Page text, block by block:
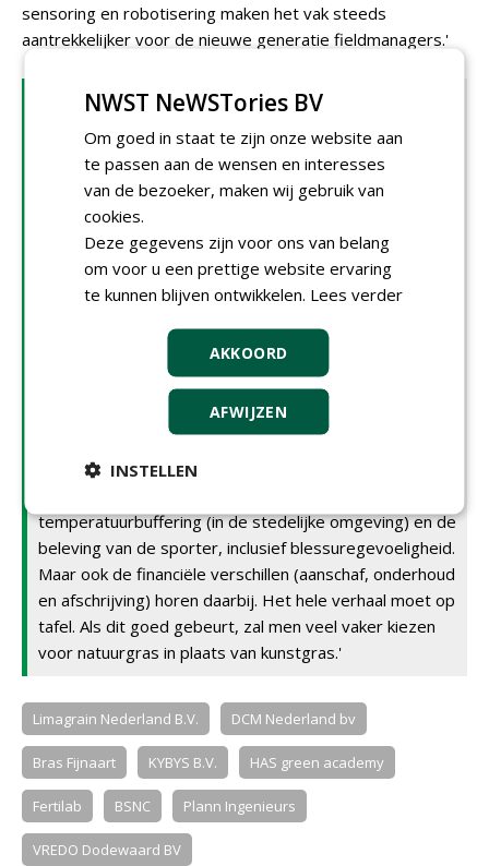
sensoring en robotisering maken het vak steeds
aantrekkelijker voor de nieuwe generatie fieldmanagers.'
'Discussie wegtrekken van emotie en
hysterie'
Tijdens de Nationale Grasdag zal ook de discussie
rondom kunstgras op sportvelden niet ontbreken. Bart
Bongers van Kybys benadrukt dat de discussie met
feiten moet worden weggetrokken van 'emotie en
hysterie'. Bongers: 'Objectief informeren is belangrijk.
Met goed advies tot de beste oplossing komen in de
specifieke situatie. Daarbij hoort ook het inzichtelijk
maken van alternatieven, zodat aan de hand van
objectieve criteria de mogelijke afwegingen duidelijk
worden.' Peter Laan noemt als belangrijkste punt dat
alle aspecten worden benoemd en meegewogen in de
hoeveel uur hebben we nodig op het veld? En
temperatuurbuffering (in de stedelijke omgeving) en de
beleving van de sporter, inclusief blessuregevoeligheid.
Maar ook de financiële verschillen (aanschaf, onderhoud
en afschrijving) horen daarbij. Het hele verhaal moet op
tafel. Als dit goed gebeurt, zal men veel vaker kiezen
voor natuurgras in plaats van kunstgras.'
Limagrain Nederland B.V. DCM Nederland bv
Bras Fijnaart KYBYS B.V. HAS green academy
Fertilab BSNC Plann Ingenieurs
VREDO Dodewaard BV
NWST NeWSTories BV
Om goed in staat te zijn onze website aan
te passen aan de wensen en interesses
van de bezoeker, maken wij gebruik van
cookies.
Deze gegevens zijn voor ons van belang
om voor u een prettige website ervaring
te kunnen blijven ontwikkelen. Lees verder
AKKOORD
AFWIJZEN
INSTELLEN